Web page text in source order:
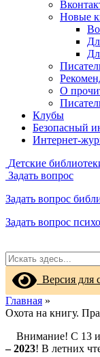
Новые
О
Клубы
Безопасный
Интернет-
Детские
Задать вопрос
Задать вопрос
Задать вопрос
Версия для
Главная »
Охота на книгу.
Внимание! С 13
– 2023! В летних